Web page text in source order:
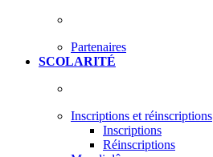
Partenaires
SCOLARITÉ
Inscriptions et réinscriptions
Inscriptions
Réinscriptions